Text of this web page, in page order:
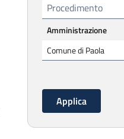
Procedimento
Amministrazione